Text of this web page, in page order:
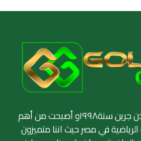
تأسست شركة جولدن جرين سنة١٩٩٨و أصبحت من أهم
في مصر حيث اننا متميزون